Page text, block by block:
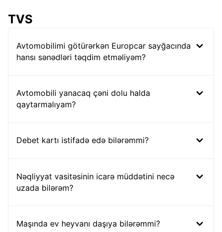
TVS
Avtomobilimi götürərkən Europcar sayğacında
hansı sənədləri təqdim etməliyəm?
Avtomobili yanacaq çəni dolu halda
qaytarmalıyam?
Debet kartı istifadə edə bilərəmmi?
Nəqliyyat vasitəsinin icarə müddətini necə
uzada bilərəm?
Maşında ev heyvanı daşıya bilərəmmi?